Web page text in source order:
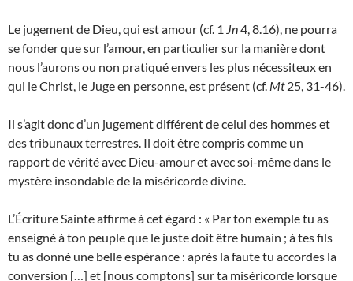
Le jugement de Dieu, qui est amour (cf. 1 Jn4, 8.16), ne pourra
se fonder que sur l’amour, en particulier sur la manière dont
nous l’aurons ou non pratiqué envers les plus nécessiteux en
qui le Christ, le Juge en personne, est présent (cf. Mt25, 31-46).
Il s’agit donc d’un jugement différent de celui des hommes et
des tribunaux terrestres. Il doit être compris comme un
rapport de vérité avec Dieu-amour et avec soi-même dans le
mystère insondable de la miséricorde divine.
L’Écriture Sainte affirme à cet égard : « Par ton exemple tu as
enseigné à ton peuple que le juste doit être humain ; à tes fils
tu as donné une belle espérance : après la faute tu accordes la
conversion […] et [nous comptons] sur ta miséricorde lorsque